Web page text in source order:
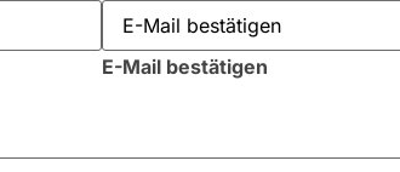
E-Mail bestätigen